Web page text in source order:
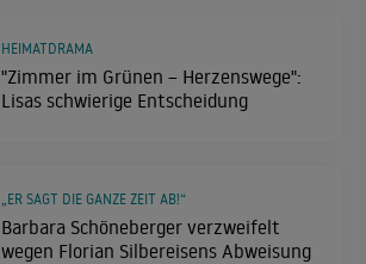
"Zimmer im Grünen – Herzenswege":
Lisas schwierige Entscheidung
HEIMATDRAMA
Barbara Schöneberger verzweifelt
wegen Florian Silbereisens Abweisung
„ER SAGT DIE GANZE ZEIT AB!“